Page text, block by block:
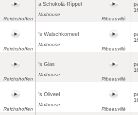
Reichshoffen
a Schokolà-Rìppel
Mulhouse
Ribeauvillé
Reichshoffen
's Walschkorneel
Mulhouse
Ribeauvillé
Reichshoffen
's Glas
Mulhouse
Ribeauvillé
Reichshoffen
's Oliveel
Mulhouse
Ribeauvillé